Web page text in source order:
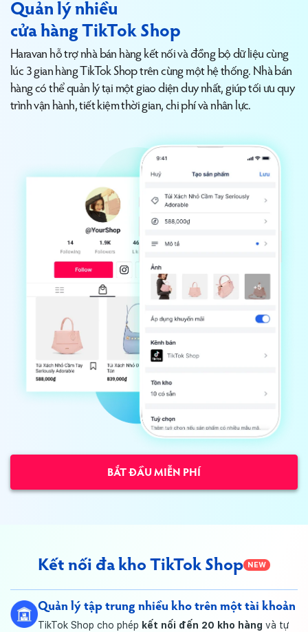
Quản lý nhiều
cửa hàng TikTok Shop
Haravan hỗ trợ nhà bán hàng kết nối và đồng bộ dữ liệu cùng
lúc 3 gian hàng TikTok Shop trên cùng một hệ thống. Nhà bán
hàng có thể quản lý tại một giao diện duy nhất, giúp tối ưu quy
trình vận hành, tiết kiệm thời gian, chi phí và nhân lực.
BẮT ĐẦU MIỄN PHÍ
Kết nối đa kho TikTok Shop NEW
Quản lý tập trung nhiều kho trên một tài khoản
TikTok Shop cho phép kết nối đến 20 kho hàng và tự